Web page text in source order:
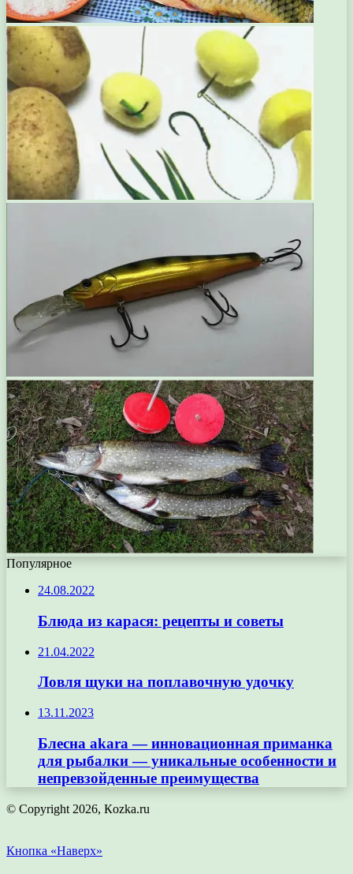
Популярное
24.08.2022
Блюда из карася: рецепты и советы
21.04.2022
Ловля щуки на поплавочную удочку
13.11.2023
Блесна akara — инновационная приманка
для рыбалки — уникальные особенности и
непревзойденные преимущества
© Copyright 2026, Кozka.ru
Кнопка «Наверх»